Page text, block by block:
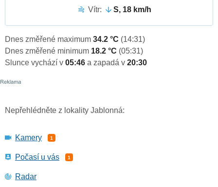
Vítr:
S, 18 km/h
Dnes změřené maximum 34.2 °C (14:31)
Dnes změřené minimum 18.2 °C (05:31)
Slunce vychází v 05:46 a zapadá v 20:30
Nepřehlédněte z lokality Jablonná:
Kamery 1
Počasí u vás 1
Radar